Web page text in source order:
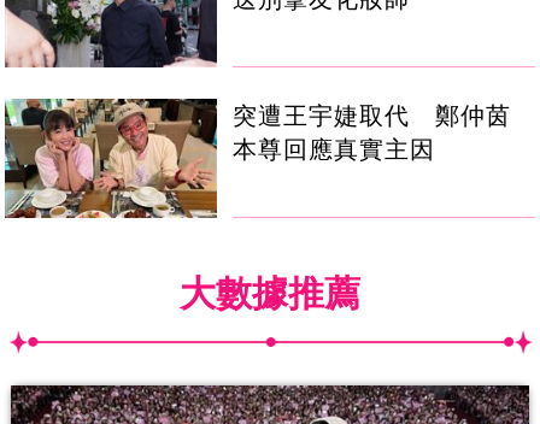
突遭王宇婕取代 鄭仲茵
本尊回應真實主因
大數據推薦